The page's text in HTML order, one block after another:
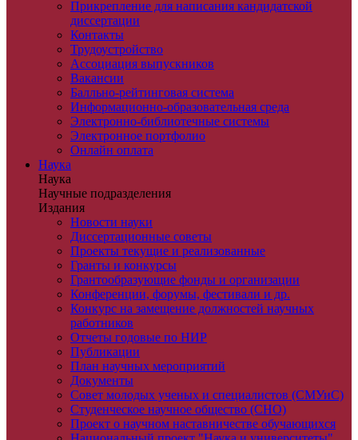
Прикрепление для написания кандидатской
диссертации
Контакты
Трудоустройство
Ассоциация выпускников
Вакансии
Балльно-рейтинговая система
Информационно-образовательная среда
Электронно-библиотечные системы
Электронное портфолио
Онлайн оплата
Наука
Наука
Научные подразделения
Издания
Новости науки
Диссертационные советы
Проекты текущие и реализованные
Гранты и конкурсы
Грантообразующие фонды и организации
Конференции, форумы, фестивали и др.
Конкурс на замещение должностей научных
работников
Отчеты годовые по НИР
Публикации
План научныx мероприятий
Документы
Совет молодых ученых и специалистов (СМУиС)
Студенческое научное общество (СНО)
Проект о научном наставничестве обучающихся